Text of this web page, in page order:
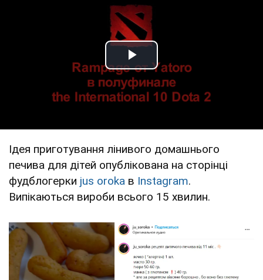
Play Video
Ідея приготування лінивого домашнього
печива для дітей опублікована на сторінці
фудблогерки jus oroka в Instagram.
Випікаються вироби всього 15 хвилин.